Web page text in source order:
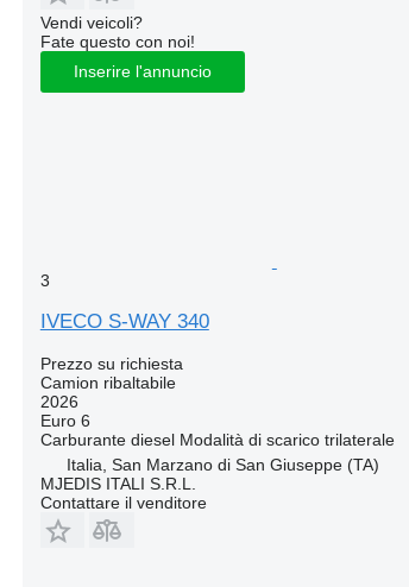
Vendi veicoli?
Fate questo con noi!
Inserire l'annuncio
3
IVECO S-WAY 340
Prezzo su richiesta
Camion ribaltabile
2026
Euro 6
Carburante diesel Modalità di scarico trilaterale
Italia, San Marzano di San Giuseppe (TA)
MJEDIS ITALI S.R.L.
Contattare il venditore